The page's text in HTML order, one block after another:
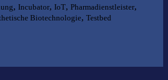
, Incubator, IoT, Pharmadienstleister,
Biotechnologie, Testbed